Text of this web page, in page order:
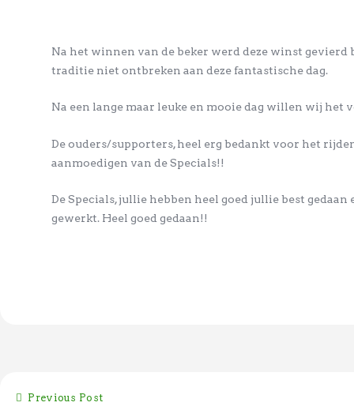
Na het winnen van de beker werd deze winst
traditie niet ontbreken aan deze fantastische dag.
Na een lange maar leuke en mooie dag willen wij het
De ouders/supporters, heel erg bedankt voor het
aanmoedigen van de Specials!!
De Specials, jullie hebben heel goed jullie best
gewerkt. Heel goed gedaan!!
Previous Post